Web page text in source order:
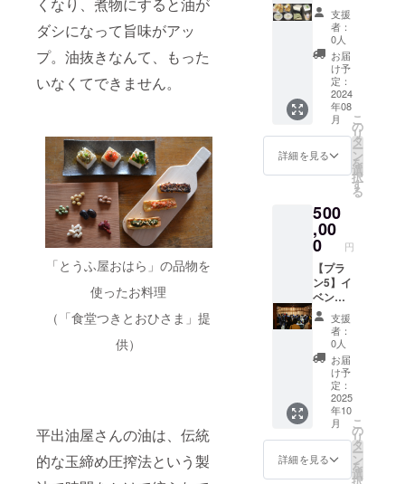
ダシになって旨味がアッ
プ。油抜きなんて、もった
いなくてできません。
「とうふ屋おはら」の品物を
使ったお料理
（「食堂つきとおひさま」提
供）
平出油屋さんの油は、伝統
的な玉締め圧搾法という製
しま
す。
豆、天
然にが
り） ・
「青寄
せ豆
腐」1丁
（ 原材
料:国産
青大
豆、天
然にが
り） ・
「白寄
腐」1丁
（ 原材
料:国産
大豆、
天然に
がり）
・「ま
るでプ
リン」1
個（ 原
材料:国
産青大
豆、天
然にが
り） ・
「豆腐
の味噌
漬け」1
丁（原
※2025
年10月
以降に
喜多方
市内で
開催 ・
支援者
様の交
通費や
滞在
費：支
援者様
の交通
在費は
各自で
ご負担
くださ
い。 ・
支援者
様との
連絡方
法：詳
細は
メール
で連絡
しま
す。 ----
-----------
-----------
-----------
-----------
-----------
ルや注
意書き
をご確
認くだ
さい。
※このプ
ランは5
万円
コー
ス、10
万円
コー
ス、30
コー
ス、50
万円
コー
ス、100
万円
コース
とで同
じリ
ターン
内容に
なりま
す。 ■
お楽し
み揚げ
物・豆
腐セッ
ト ・
「厚揚
りしま
す。 ■
搾油施
設付近
のクラ
ウド
ファン
ディン
グ感謝
掲示板
にお名
前掲載
（希望
み、匿
名可）
・掲載
期間：
事業が
存続す
る限り
・掲載
方法：
文字の
み、掲
載サイ
ズ 12ポ
イント
（50音
順） ・
支援
時、希
望の方
内。
クール
便なの
で、お
受け取
りの日
程を
メール
で相談
させて
いただ
きま
す。 ※
及び添
加物等
の食品
表示は
お届け
商品の
ラベル
に表記
されま
す。 商
品開封
前には
必ずお
届けの
リター
ンに貼
付され
たラベ
ルや注
す。発
送は、
搾油施
設稼働
後の
2025年
秋の予
定。 ※
原材料
及び添
加物等
の食品
表示は
商品の
ラベル
に表記
されま
す。 商
品開封
前には
必ずお
届けの
リター
ンに貼
付され
たラベ
ルや注
意書き
をご確
認くだ
さい。
※このプ
後の
2025年
秋の予
定にな
りま
す。 ※
原材料
及び添
加物等
の食品
表示は
お届け
商品の
に表記
されま
す。 商
品開封
前には
必ずお
届けの
リター
ンに貼
付され
たラベ
ルや注
意書き
をご確
認くだ
さい。
※このプ
ランは
10万円
屋おは
らのお
楽しみ
揚げ
物・豆
腐セッ
ト 50
万円
コース
最後の
平出油
を使用
した
げ」、
「生揚
げ」、
2024年
度東北
豆腐品
評会 金
賞（木
綿豆腐
部門）
の「も
めん豆
腐」、
同じく
金賞
（充填
豆腐部
門）の
「豆幻
支援
者：
0人
お届
け予
定：
2024
年08
月
詳細を見る
こ
の
リ
タ
ー
ン
を
選
択
す
る
500
,00
0 円
【プラ
ン5】イ
ベン
ト・体
験会へ
の招待
券
＋ 菜
種油２
合瓶
（330g)
２本
50万円
イベン
トや体
支援
者：
0人
お届
け予
定：
2025
年10
月
詳細を見る
こ
の
リ
タ
ー
ン
を
選